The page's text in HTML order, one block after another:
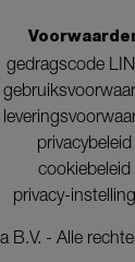
gedragscode
privacybeleid
cookiebeleid
privacy-
B.V. - Alle